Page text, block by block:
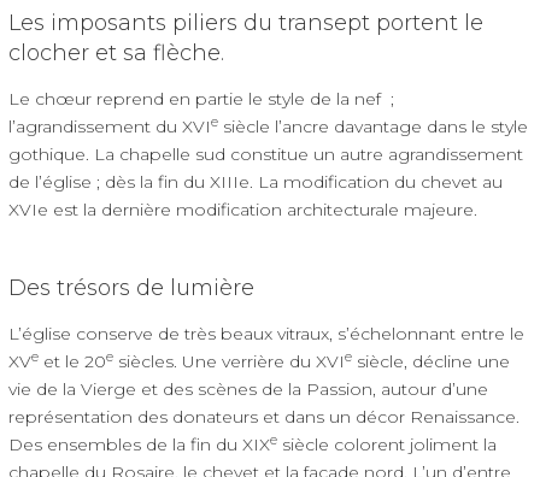
Les imposants piliers du transept portent le
clocher et sa flèche.
Le chœur reprend en partie le style de la nef ;
l’agrandissement du XVIe siècle l’ancre davantage dans le style
gothique. La chapelle sud constitue un autre agrandissement
de l’église ; dès la fin du XIIIe. La modification du chevet au
XVIe est la dernière modification architecturale majeure.
Des trésors de lumière
L’église conserve de très beaux vitraux, s’échelonnant entre le
XVe et le 20e siècles. Une verrière du XVIe siècle, décline une
vie de la Vierge et des scènes de la Passion, autour d’une
représentation des donateurs et dans un décor Renaissance.
Des ensembles de la fin du XIXe siècle colorent joliment la
chapelle du Rosaire, le chevet et la façade nord. L’un d’entre